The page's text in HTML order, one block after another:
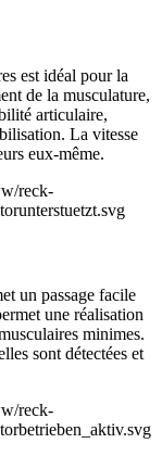
est idéal pour la
de la musculature,
articulaire,
La vitesse
eux-même.
un passage facile
une réalisation
minimes.
sont détectées et